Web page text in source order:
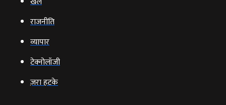
राजनीति
व्‍यापार
टेक्‍नोलॉजी
ज़रा हटके